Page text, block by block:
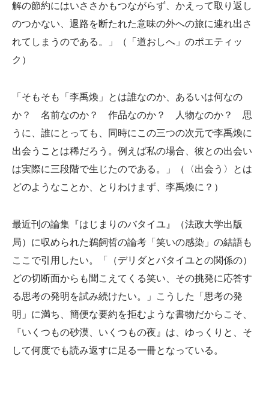
解の節約にはいささかもつながらず、かえって取り返し
のつかない、退路を断たれた意味の外への旅に連れ出さ
れてしまうのである。」（「道おしへ」のポエティッ
ク）
「そもそも「李禹煥」とは誰なのか、あるいは何なの
か？ 名前なのか？ 作品なのか？ 人物なのか？ 思
うに、誰にとっても、同時にこの三つの次元で李禹煥に
出会うことは稀だろう。例えば私の場合、彼との出会い
は実際に三段階で生じたのである。」（〈出会う〉とは
どのようなことか、とりわけまず、李禹煥に？）
最近刊の論集『はじまりのバタイユ』（法政大学出版
局）に収められた鵜飼哲の論考「笑いの感染」の結語も
ここで引用したい。「（デリダとバタイユとの関係の）
どの切断面からも聞こえてくる笑い、その挑発に応答す
る思考の発明を試み続けたい。」こうした「思考の発
明」に満ち、簡便な要約を拒むような書物だからこそ、
『いくつもの砂漠、いくつもの夜』は、ゆっくりと、そ
して何度でも読み返すに足る一冊となっている。